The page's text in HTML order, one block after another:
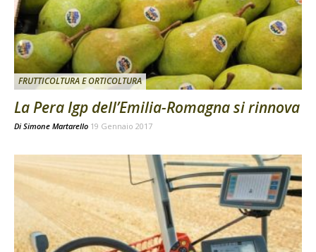
FRUTTICOLTURA E ORTICOLTURA
La Pera Igp dell’Emilia-Romagna si rinnova
Di Simone Martarello 19 Gennaio 2017